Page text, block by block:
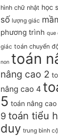
hình chữ nhật học
số lượng giác
phương trình que
giác toán chuyển
non toán
nâng cao 2
nâng cao 4
5 toán nâng cao
9 toán tiểu
duy trung bình